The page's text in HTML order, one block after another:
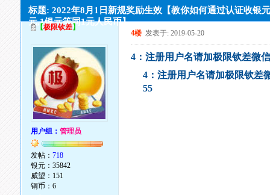
标题: 2022年8月1日新规奖励生效【教你如何通过认证收银
元,1银元等同1元人民币】
【极限钦差】
用户组：管理员
发帖：718
银元：35842
威望：151
铜币：6
4楼 发表于: 2019-05-20
4：注册用户名请加极限钦差微
4：注册用户名请加极限钦差
55